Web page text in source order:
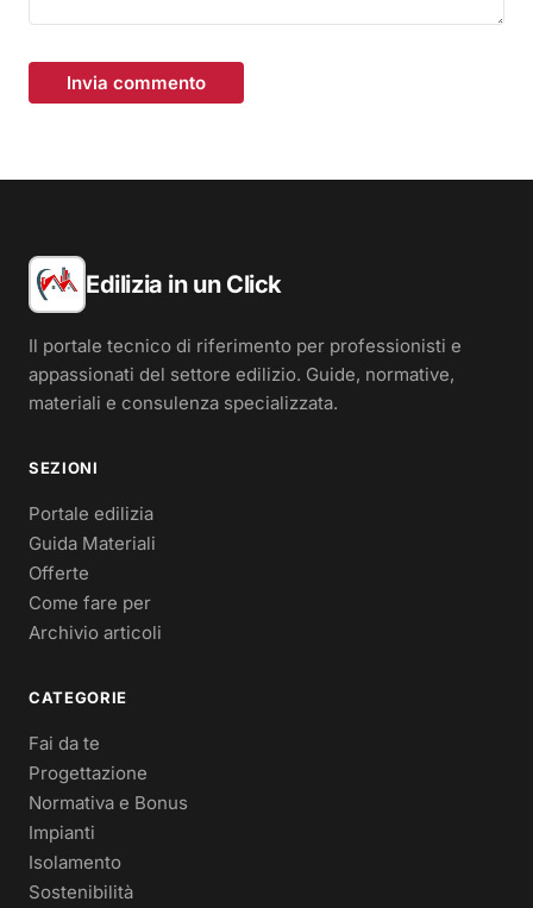
Invia commento
Edilizia in un Click
Il portale tecnico di riferimento per professionisti e
appassionati del settore edilizio. Guide, normative,
materiali e consulenza specializzata.
SEZIONI
Portale edilizia
Guida Materiali
Offerte
Come fare per
Archivio articoli
CATEGORIE
Fai da te
Progettazione
Normativa e Bonus
Impianti
Isolamento
Sostenibilità